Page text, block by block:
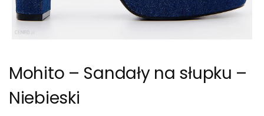
Mohito – Sandały na słupku –
Niebieski